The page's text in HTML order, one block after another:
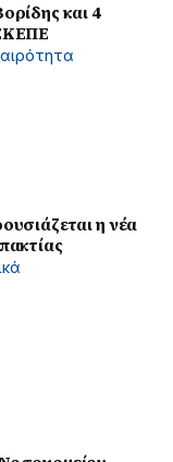
και 4
η νέα